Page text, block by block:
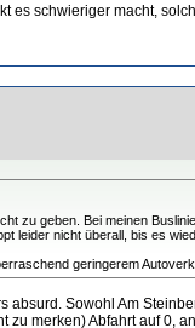
es schwieriger macht,
zu geben. Bei meinen
leider nicht überall, bis es
geringerem
absurd. Sowohl Am
zu merken) Abfahrt auf 0,